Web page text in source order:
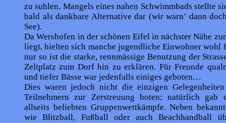
zu suhlen. Mangels eines nahen Schwimmbads stellte
bald als dankbare Alternative dar (wir warn’ dann
See).
Da Wershofen in der schönen Eifel in nächster Nähe
liegt, hielten sich manche jugendliche Einwohner wohl
nur so ist die starke, rennmässige Benutzung der
Zeltplatz zum Dorf hin zu erklären. Für Freunde
und tiefer Bässe war jedenfalls einiges geboten…
Dies waren jedoch nicht die einzigen
Teilnehmern zur Zerstreuung boten; natürlich gab
allseits beliebten Gruppenwettkämpfe. Neben
wie Blitzball, Fußball oder auch Beachhandball